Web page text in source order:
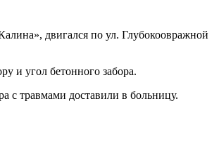
двигался по ул. Глубокоовражной
и угол бетонного забора.
с травмами доставили в больницу.